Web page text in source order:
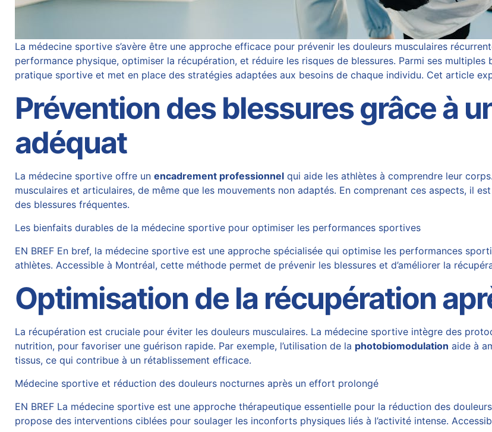
La médecine sportive s’avère être une approche efficace pour prévenir les douleurs musculaires
performance physique, optimiser la récupération, et réduire les risques de blessures. Parmi ses
pratique sportive et met en place des stratégies adaptées aux besoins de chaque individu. Cet article
Prévention des blessures grâce à
adéquat
La médecine sportive offre unencadrement professionnel qui aide les athlètes à comprendre leur
musculaires et articulaires, de même que les mouvements non adaptés. En comprenant ces aspects, il
des blessures fréquentes.
Les bienfaits durables de la médecine sportive pour optimiser les performances sportives
EN BREF En bref, la médecine sportive est une approche spécialisée qui optimise les performances
athlètes. Accessible à Montréal, cette méthode permet de prévenir les blessures et d’améliorer la
Optimisation de la récupération
La récupération est cruciale pour éviter les douleurs musculaires. La médecine sportive intègre des
nutrition, pour favoriser uneguérison rapide. Par exemple, l’utilisation de la photobiomodulation aide à
tissus, ce qui contribue à un rétablissement efficace.
Médecine sportive et réduction des douleurs nocturnes après un effort prolongé
EN BREF La médecine sportive est une approche thérapeutique essentielle pour la réduction des
propose des interventions ciblées pour soulager les inconforts physiques liés à l’activité intense.